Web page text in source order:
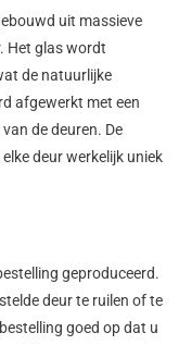
uit massieve
Het glas wordt
de natuurlijke
afgewerkt met een
de deuren. De
deur werkelijk uniek
geproduceerd.
deur te ruilen of te
goed op dat u